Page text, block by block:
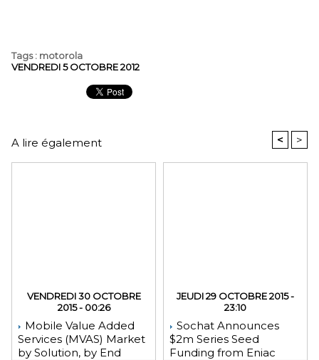
Tags: motorola
VENDREDI 5 OCTOBRE 2012
A lire également < >
VENDREDI 30 OCTOBRE
2015 - 00:26
Mobile Value Added
Services (MVAS) Market
by Solution, by End
JEUDI 29 OCTOBRE 2015 -
23:10
Sochat Announces
$2m Series Seed
Funding from Eniac